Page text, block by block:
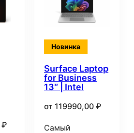
₽
Новинка
Surface Laptop
for Business
13″ | Intel
от 119990,00 ₽
Самый